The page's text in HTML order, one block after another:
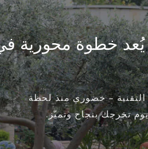
يُعد خطوة محورية
– خضوري منذ لحظة
تخرجك بنجاح وتميّز.